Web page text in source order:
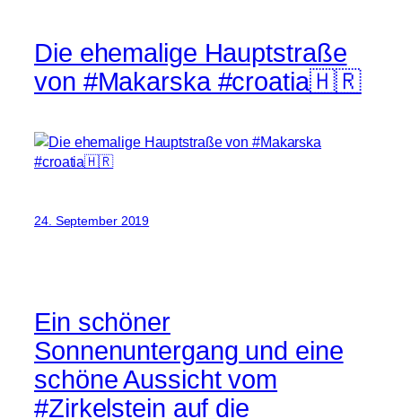
Die ehemalige Hauptstraße
von #Makarska #croatia🇭🇷
24. September 2019
Ein schöner
Sonnenuntergang und eine
schöne Aussicht vom
#Zirkelstein auf die